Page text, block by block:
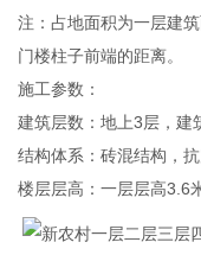
注：占地面积为一层建
门楼柱子前端的距离。
施工参数：
建筑层数：地上3层，建
结构体系：砖混结构，
楼层层高：一层层高3.6